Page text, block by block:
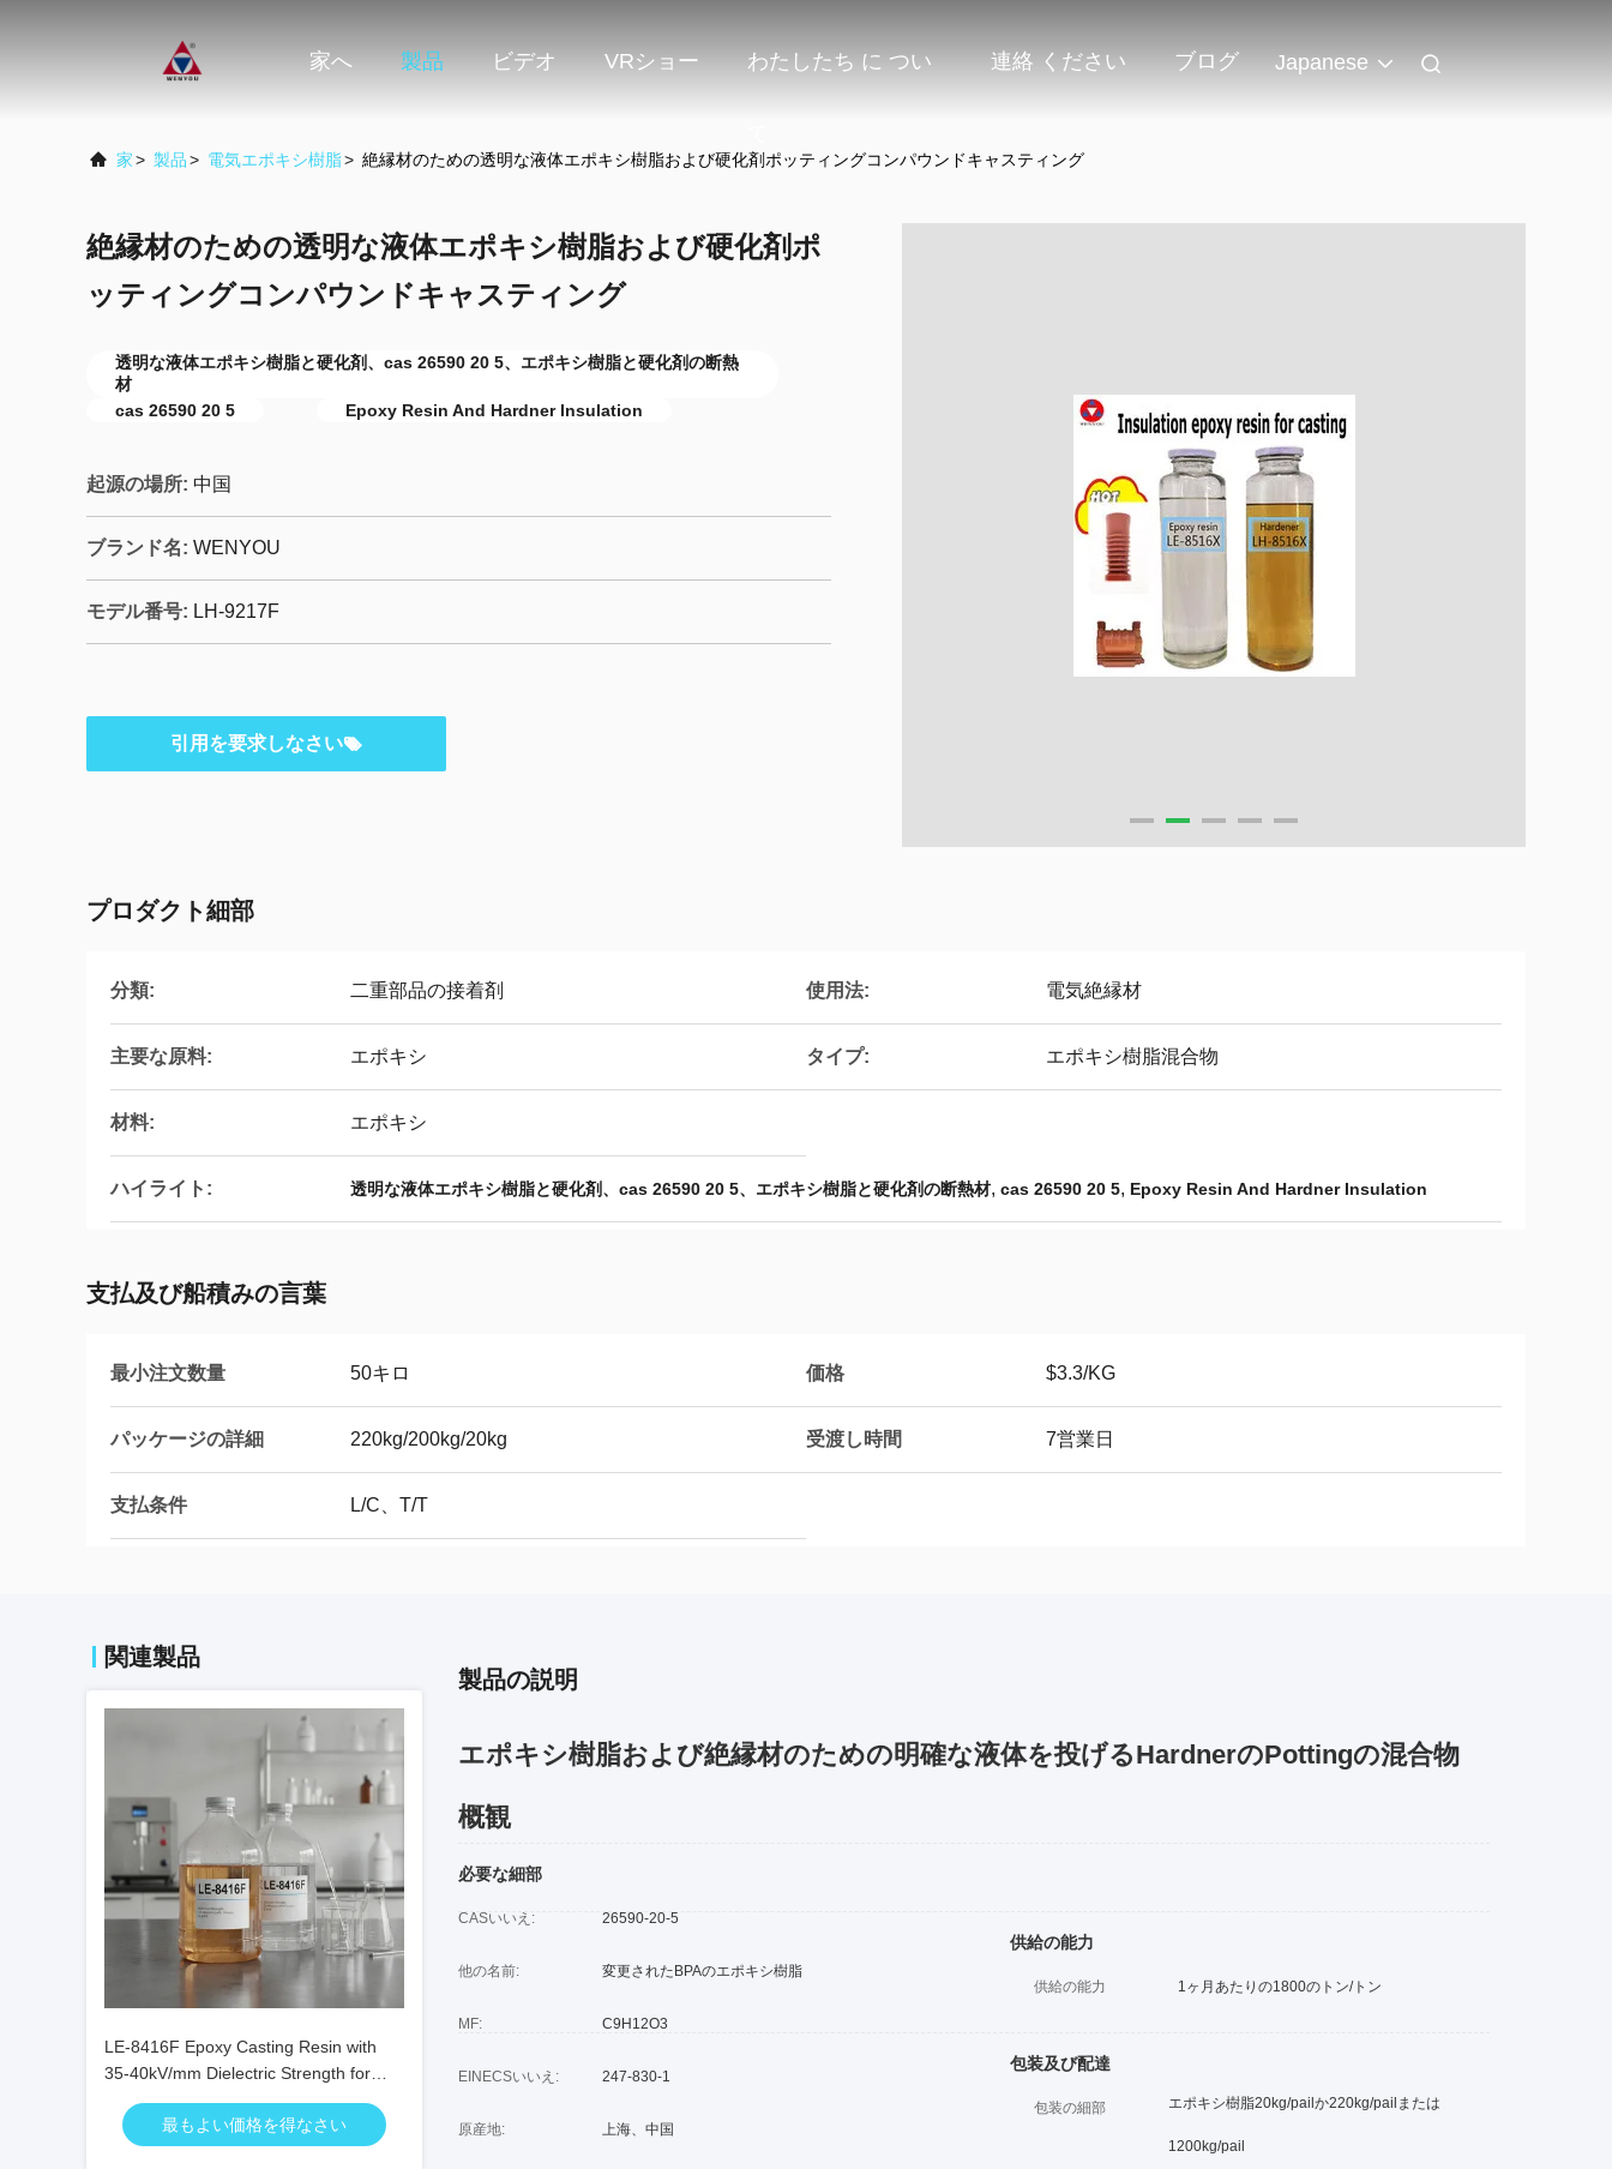
家へ 製品 ビデオ VRショー わたしたち に つい 連絡 ください ブログ Japanese
家> 製品> 電気エポキシ樹脂> 絶縁材のための透明な液体エポキシ樹脂および硬化剤ポッティングコンパウンドキャスティング
絶縁材のための透明な液体エポキシ樹脂および硬化剤ポ
ッティングコンパウンドキャスティング
透明な液体エポキシ樹脂と硬化剤、cas 26590 20 5、エポキシ樹脂と硬化剤の断熱
材
cas 26590 20 5
Epoxy Resin And Hardner Insulation
起源の場所: 中国
ブランド名: WENYOU
モデル番号: LH-9217F
引用を要求しなさい
プロダクト細部
分類: 二重部品の接着剤 使用法: 電気絶縁材
主要な原料: エポキシ タイプ: エポキシ樹脂混合物
材料: エポキシ
ハイライト: 透明な液体エポキシ樹脂と硬化剤、cas 26590 20 5、エポキシ樹脂と硬化剤の断熱材, cas 26590 20 5, Epoxy Resin And Hardner Insulation
支払及び船積みの言葉
最小注文数量 50キロ 価格 $3.3/KG
パッケージの詳細 220kg/200kg/20kg 受渡し時間 7営業日
支払条件 L/C、T/T
関連製品
LE-8416F Epoxy Casting Resin with
35-40kV/mm Dielectric Strength for
APG Process and 0.6-0.8% Cure
Shrinkage最もよい価格を得なさい
製品の説明
エポキシ樹脂および絶縁材のための明確な液体を投げるHardnerのPottingの混合物
概観
必要な細部
CASいいえ: 26590-20-5
他の名前: 変更されたBPAのエポキシ樹脂
MF: C9H12O3
EINECSいいえ: 247-830-1
原産地: 上海、中国
供給の能力
供給の能力 1ヶ月あたりの1800のトン/トン
包装及び配達
包装の細部 エポキシ樹脂20kg/pailか220kg/pailまたは
1200kg/pail